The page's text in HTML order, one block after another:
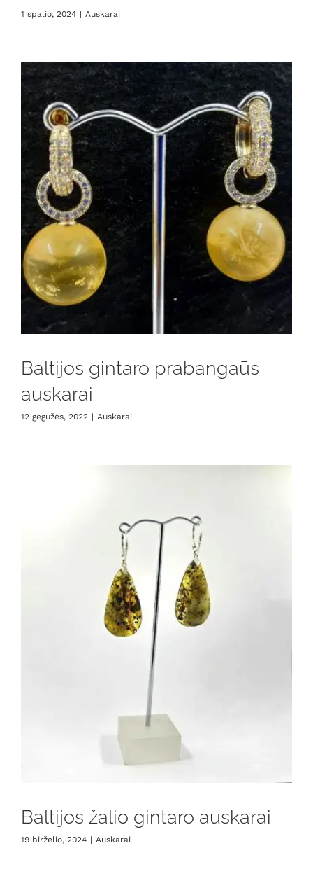
1 spalio, 2024 | Auskarai
Baltijos gintaro prabangaūs
auskarai
12 gegužės, 2022 | Auskarai
Baltijos žalio gintaro auskarai
19 birželio, 2024 | Auskarai